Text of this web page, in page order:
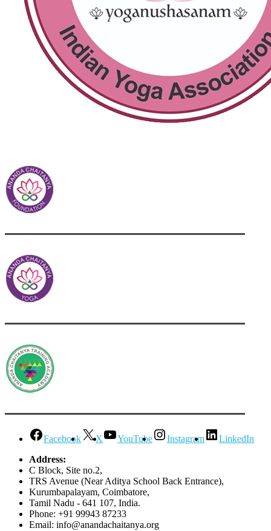
Facebook X YouTube Instagram
LinkedIn
Address:
C Block, Site no.2,
TRS Avenue (Near Aditya School Back Entrance),
Kurumbapalayam, Coimbatore,
Tamil Nadu - 641 107, India.
Phone: +91 99943 87233
Email: info@anandachaitanya.org